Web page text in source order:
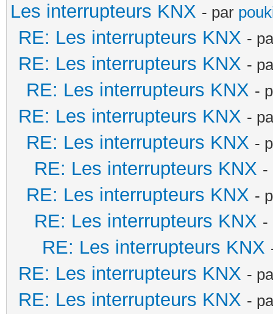
Les interrupteurs KNX - par
RE: Les interrupteurs KNX -
RE: Les interrupteurs KNX -
RE: Les interrupteurs KNX -
RE: Les interrupteurs KNX -
RE: Les interrupteurs KNX -
RE: Les interrupteurs KNX -
RE: Les interrupteurs KNX -
RE: Les interrupteurs KNX -
RE: Les interrupteurs KNX
RE: Les interrupteurs KNX -
RE: Les interrupteurs KNX -